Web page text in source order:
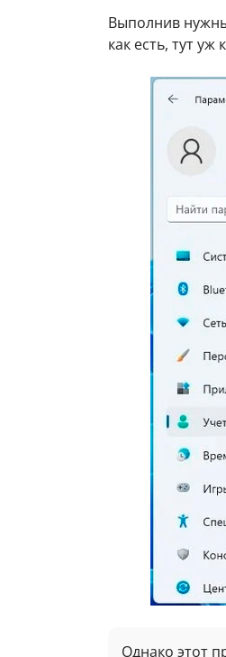
Выполнив
как есть, тут
Однако этот